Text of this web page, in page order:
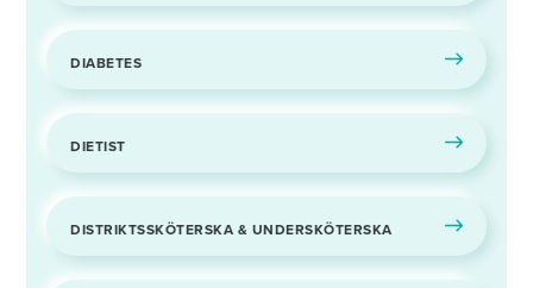
DIABETES
DIETIST
DISTRIKTSSKÖTERSKA & UNDERSKÖTERSKA